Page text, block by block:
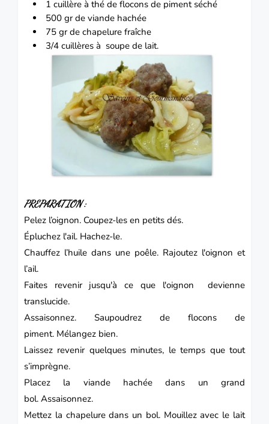
1 cuillère à thé de flocons de piment séché
500 gr de viande hachée
75 gr de chapelure fraîche
3/4 cuillères à soupe de lait.
PREPARATION :
Pelez l’oignon. Coupez-les en petits dés.
Épluchez l'ail. Hachez-le.
Chauffez l’huile dans une poêle. Rajoutez l'oignon et
l’ail.
Faites revenir jusqu'à ce que l'oignon devienne
translucide.
Assaisonnez. Saupoudrez de flocons de
piment. Mélangez bien.
Laissez revenir quelques minutes, le temps que tout
s’imprègne.
Placez la viande hachée dans un grand
bol. Assaisonnez.
Mettez la chapelure dans un bol. Mouillez avec le lait